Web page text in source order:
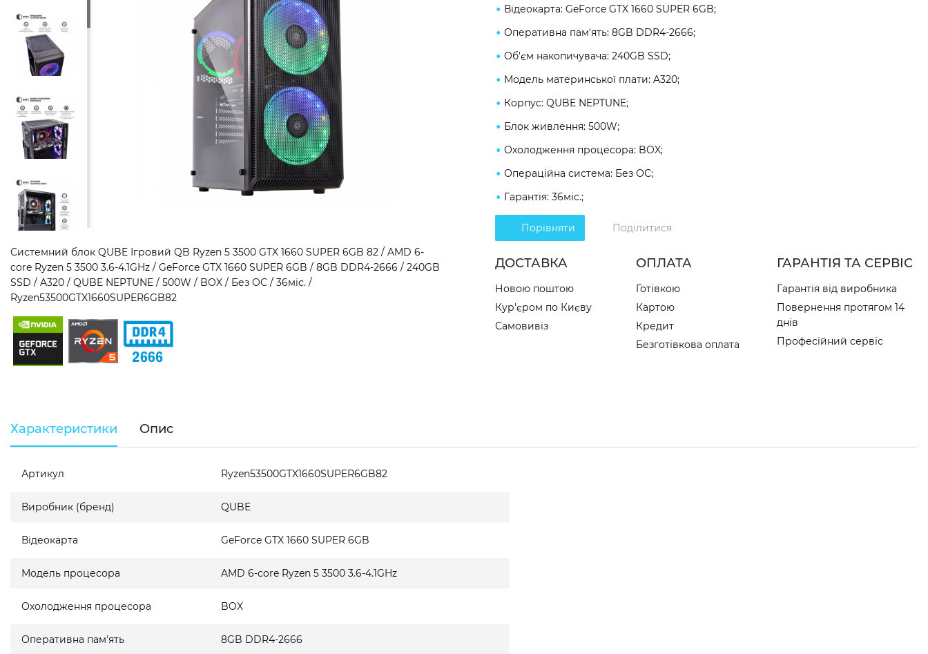
Системний блок QUBE Ігровий QB Ryzen 5 3500 GTX 1660 SUPER 6GB 82 / AMD 6-
core Ryzen 5 3500 3.6-4.1GHz / GeForce GTX 1660 SUPER 6GB / 8GB DDR4-2666 / 240GB
SSD / A320 / QUBE NEPTUNE / 500W / BOX / Без ОС / 36міс. /
Ryzen53500GTX1660SUPER6GB82
Відеокарта: GeForce GTX 1660 SUPER 6GB;
Оперативна пам'ять: 8GB DDR4-2666;
Об'єм накопичувача: 240GB SSD;
Модель материнської плати: A320;
Корпус: QUBE NEPTUNE;
Блок живлення: 500W;
Охолодження процесора: BOX;
Операційна система: Без ОС;
Гарантія: 36міс.;
Порівняти Поділитися
ДОСТАВКА
Новою поштою
Кур'єром по Києву
Самовивіз
ОПЛАТА
Готівкою
Картою
Кредит
Безготівкова оплата
ГАРАНТІЯ ТА СЕРВІС
Гарантія від виробника
Повернення протягом 14
днів
Професійний сервіс
Характеристики Опис
Артикул Ryzen53500GTX1660SUPER6GB82
Виробник (бренд) QUBE
Відеокарта GeForce GTX 1660 SUPER 6GB
Модель процесора AMD 6-core Ryzen 5 3500 3.6-4.1GHz
Охолодження процесора BOX
Оперативна пам'ять 8GB DDR4-2666